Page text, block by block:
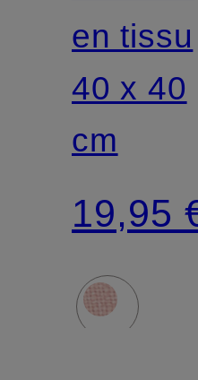
en tissu
40 x 40
cm
19,95